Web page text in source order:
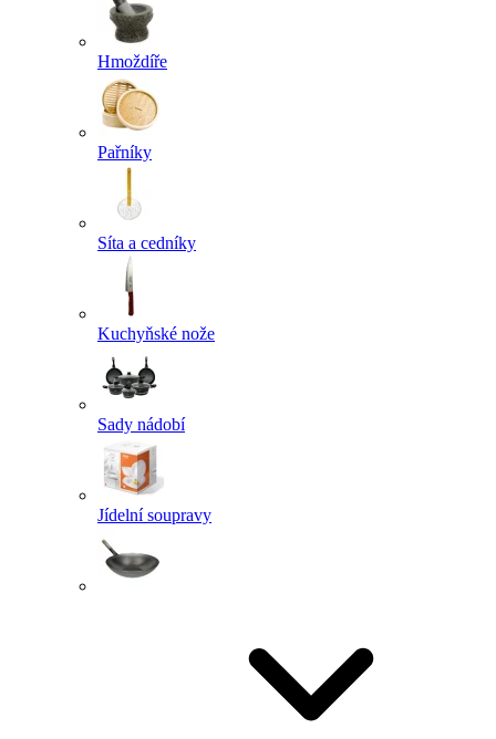
Hmoždíře
Pařníky
Síta a cedníky
Kuchyňské nože
Sady nádobí
Jídelní soupravy